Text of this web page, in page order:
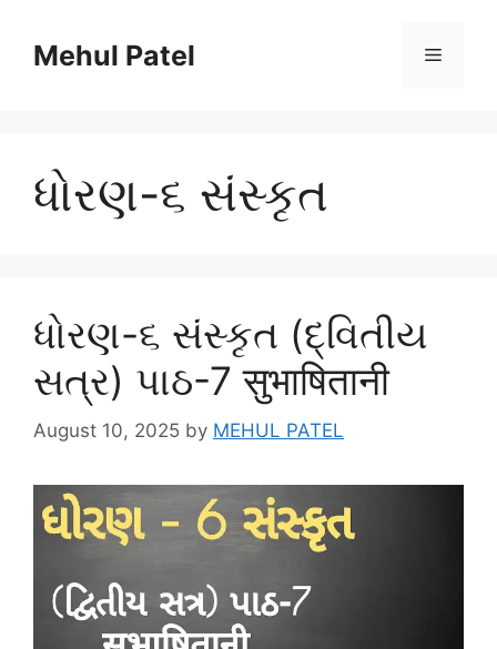
contentMehul Patel Menu
ધોરણ-૬ સંસ્કૃત
ધોરણ-૬ સંસ્કૃત (દ્વિતીય
સત્ર) પાઠ-7 सुभाषितानी
August 10, 2025 by MEHUL PATEL